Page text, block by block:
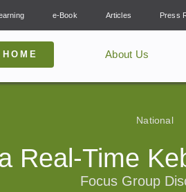
e-Book Articles Press
HOME About Us
National
Real-Time
Focus Group